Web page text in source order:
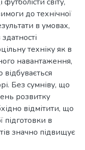
до технічної
в умовах,
техніку як в
навантаження,
Без сумніву, що
розвитку
відмітити, що
підготовки в
значно підвищує